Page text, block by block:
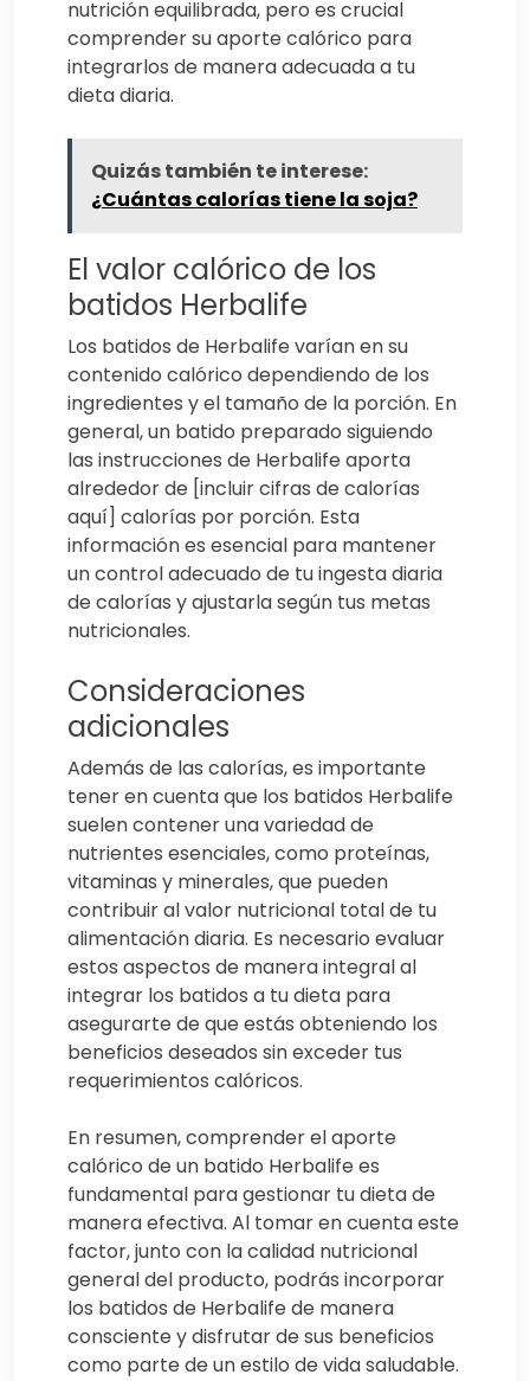
nutrición equilibrada, pero es crucial
comprender su aporte calórico para
integrarlos de manera adecuada a tu
dieta diaria.
Quizás también te interese:
¿Cuántas calorías tiene la soja?
El valor calórico de los
batidos Herbalife
Los batidos de Herbalife varían en su
contenido calórico dependiendo de los
ingredientes y el tamaño de la porción. En
general, un batido preparado siguiendo
las instrucciones de Herbalife aporta
alrededor de [incluir cifras de calorías
aquí] calorías por porción. Esta
información es esencial para mantener
un control adecuado de tu ingesta diaria
de calorías y ajustarla según tus metas
nutricionales.
Consideraciones
adicionales
Además de las calorías, es importante
tener en cuenta que los batidos Herbalife
suelen contener una variedad de
nutrientes esenciales, como proteínas,
vitaminas y minerales, que pueden
contribuir al valor nutricional total de tu
alimentación diaria. Es necesario evaluar
estos aspectos de manera integral al
integrar los batidos a tu dieta para
asegurarte de que estás obteniendo los
beneficios deseados sin exceder tus
requerimientos calóricos.
En resumen, comprender el aporte
calórico de un batido Herbalife es
fundamental para gestionar tu dieta de
manera efectiva. Al tomar en cuenta este
factor, junto con la calidad nutricional
general del producto, podrás incorporar
los batidos de Herbalife de manera
consciente y disfrutar de sus beneficios
como parte de un estilo de vida saludable.